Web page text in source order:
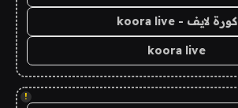
كورة لايف - koora live
koora live
!